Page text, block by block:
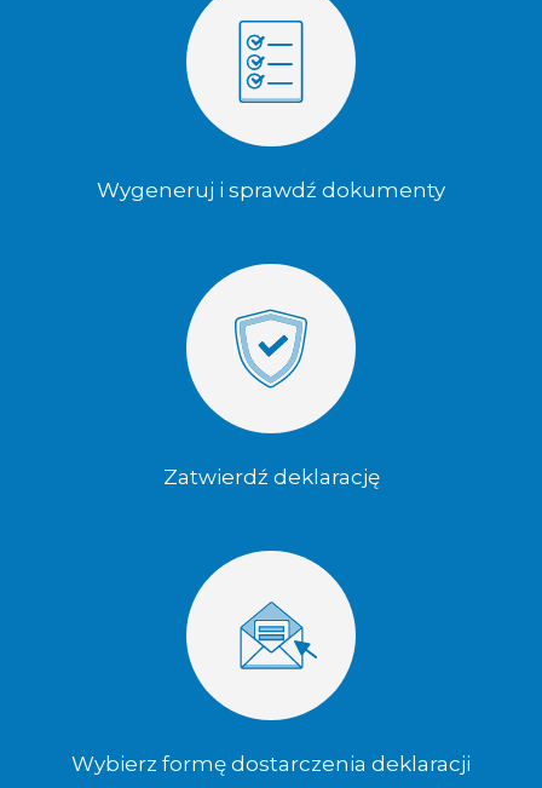
Wygeneruj i sprawdź dokumenty
Zatwierdź deklarację
Wybierz formę dostarczenia deklaracji